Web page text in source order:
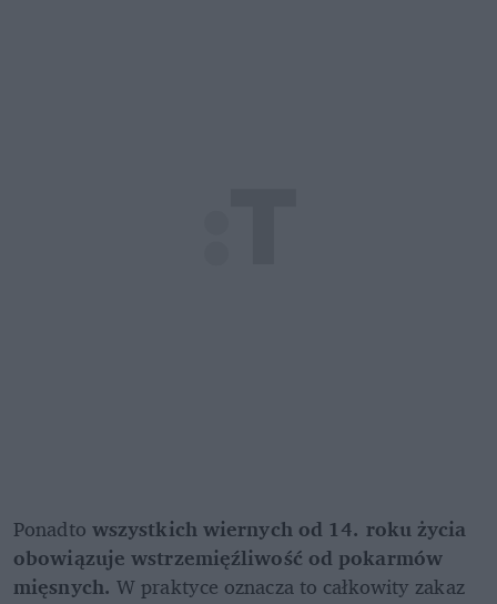
Ponadto wszystkich wiernych od 14. roku życia
obowiązuje wstrzemięźliwość od pokarmów
mięsnych. W praktyce oznacza to całkowity zakaz